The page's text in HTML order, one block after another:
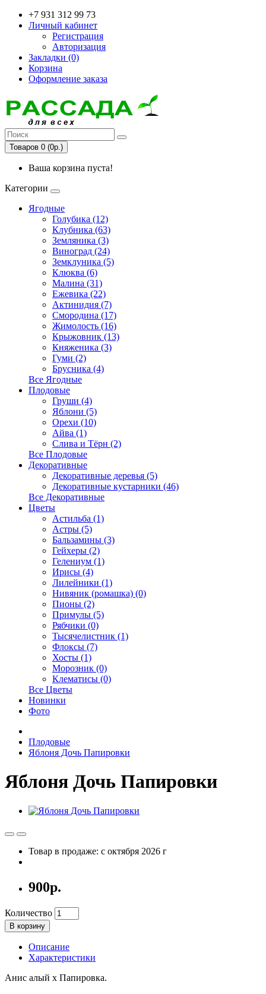
+7 931 312 99 73
Личный кабинет
Регистрация
Авторизация
Закладки (0)
Корзина
Оформление заказа
Товаров 0 (0р.)
Ваша корзина пуста!
Категории
Ягодные
Голубика (12)
Клубника (63)
Земляника (3)
Виноград (24)
Земклуника (5)
Клюква (6)
Малина (31)
Ежевика (22)
Актинидия (7)
Смородина (17)
Жимолость (16)
Крыжовник (13)
Княженика (3)
Гуми (2)
Брусника (4)
Все Ягодные
Плодовые
Груши (4)
Яблони (5)
Орехи (10)
Айва (1)
Слива и Тёрн (2)
Все Плодовые
Декоративные
Декоративные деревья (5)
Декоративные кустарники (46)
Все Декоративные
Цветы
Астильба (1)
Астры (5)
Бальзамины (3)
Гейхеры (2)
Гелениум (1)
Ирисы (4)
Лилейники (1)
Нивяник (ромашка) (0)
Пионы (2)
Примулы (5)
Рябчики (0)
Тысячелистник (1)
Флоксы (7)
Хосты (1)
Морозник (0)
Клематисы (0)
Все Цветы
Новинки
Фото
Плодовые
Яблоня Дочь Папировки
Яблоня Дочь Папировки
Товар в продаже: с октября 2026 г
900р.
Количество
В корзину
Описание
Характеристики
Анис алый х Папировка.